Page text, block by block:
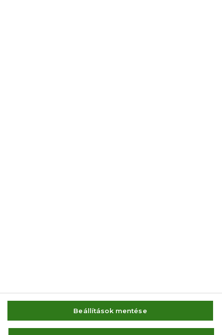
© 2014-2026 AMC Global Media Inc. Minden jog fenntartva.
IMPRESSZUM
Beállítások mentése